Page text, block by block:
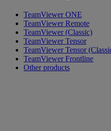
TeamViewer ONE
TeamViewer Remote
TeamViewer (Classic)
TeamViewer Tensor
TeamViewer Tensor
TeamViewer Frontline
Other products